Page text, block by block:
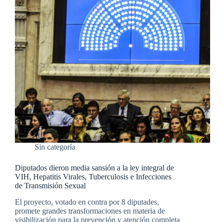
Sin categoría
Diputados dieron media sansión a la ley integral de
VIH, Hepatitis Virales, Tuberculosis e Infecciones
de Transmisión Sexual
El proyecto, votado en contra por 8 diputades,
promete grandes transformaciones en materia de
visibilización para la prevención y atención completa